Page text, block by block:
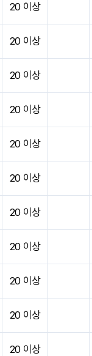
20 이상
20 이상
20 이상
20 이상
20 이상
20 이상
20 이상
20 이상
20 이상
20 이상
20 이상